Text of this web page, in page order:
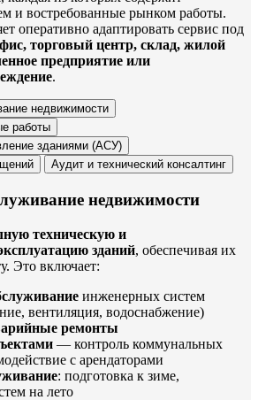
и востребованные рынком работы.
оперативно адаптировать сервис под
торговый центр, склад, жилой
предприятие или
.
недвижимости
работы
зданиями (АСУ)
Аудит и технический консалтинг
недвижимости
техническую и
зданий, обеспечивая их
Это включает:
инженерных систем
вентиляция, водоснабжение)
ремонты
— контроль коммунальных
с арендаторами
: подготовка к зиме,
на лето